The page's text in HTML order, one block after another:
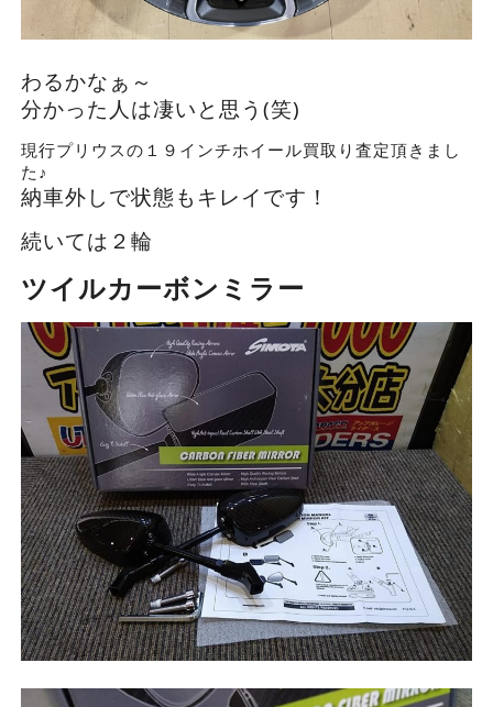
わるかなぁ～
分かった人は凄いと思う(笑)
現行プリウスの１９インチホイール買取り査定頂きまし
た♪
納車外しで状態もキレイです！
続いては２輪
ツイルカーボンミラー